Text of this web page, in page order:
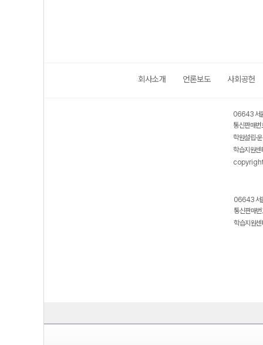
회사소개 언론보도 사회공헌
06643 서
통신판매
학원설립·
학습지원
06643 서
통신판매
학습지원